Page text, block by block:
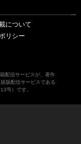
について
リシー
配信サービスが、著作
版配信サービスである
号）です。